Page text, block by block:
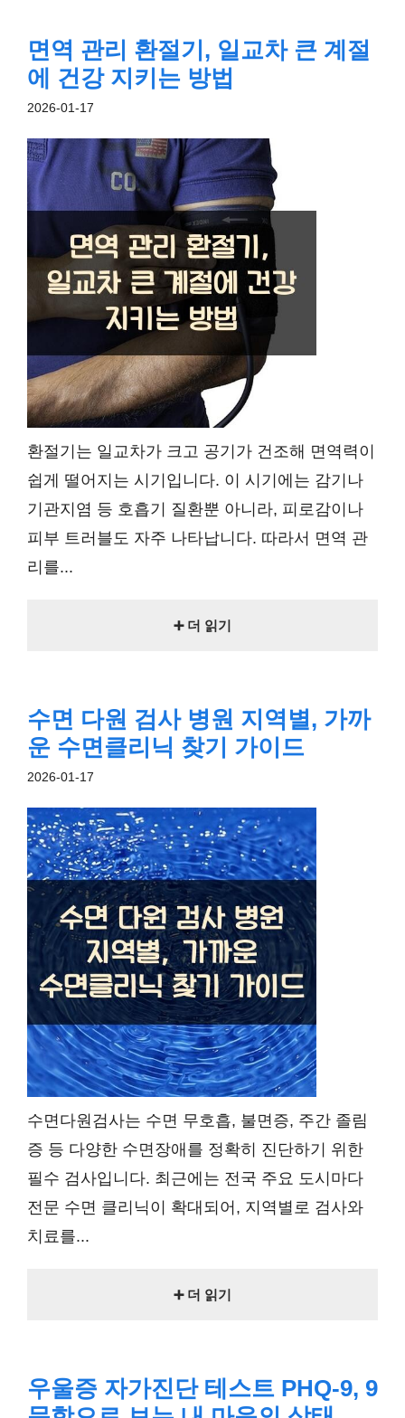
면역 관리 환절기, 일교차 큰 계절
에 건강 지키는 방법
2026-01-17
환절기는 일교차가 크고 공기가 건조해 면역력이
쉽게 떨어지는 시기입니다. 이 시기에는 감기나
기관지염 등 호흡기 질환뿐 아니라, 피로감이나
피부 트러블도 자주 나타납니다. 따라서 면역 관
리를...
➕ 더 읽기
수면 다원 검사 병원 지역별, 가까
운 수면클리닉 찾기 가이드
2026-01-17
수면다원검사는 수면 무호흡, 불면증, 주간 졸림
증 등 다양한 수면장애를 정확히 진단하기 위한
필수 검사입니다. 최근에는 전국 주요 도시마다
전문 수면 클리닉이 확대되어, 지역별로 검사와
치료를...
➕ 더 읽기
우울증 자가진단 테스트 PHQ-9, 9